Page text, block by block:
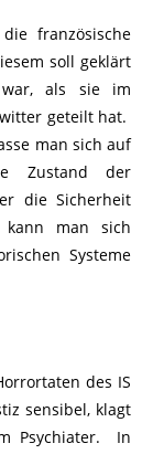
französische
soll geklärt
war, als sie im
geteilt hat.
man sich auf
Zustand der
die Sicherheit
man sich
Systeme
des IS
sensibel, klagt
Psychiater. In